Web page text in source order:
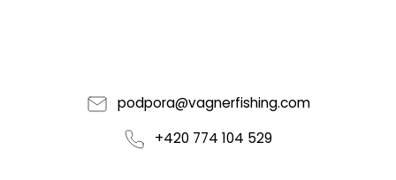
podpora@vagnerfishing.com
+420 774 104 529